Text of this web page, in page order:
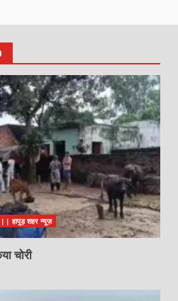
हापुड़ शहर न्यूज़
चोरी